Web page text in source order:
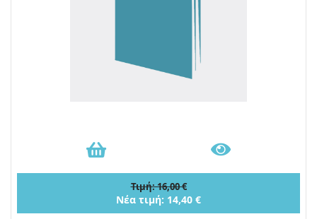
Τιμή: 16,00 €
Νέα τιμή: 14,40 €